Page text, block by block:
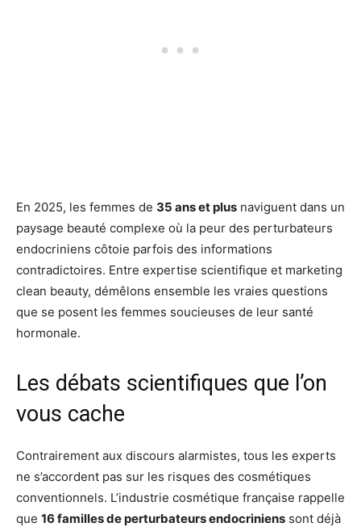
En 2025, les femmes de 35 ans et plus naviguent dans un
paysage beauté complexe où la peur des perturbateurs
endocriniens côtoie parfois des informations
contradictoires. Entre expertise scientifique et marketing
clean beauty, démêlons ensemble les vraies questions
que se posent les femmes soucieuses de leur santé
hormonale.
Les débats scientifiques que l’on
vous cache
Contrairement aux discours alarmistes, tous les experts
ne s’accordent pas sur les risques des cosmétiques
conventionnels. L’industrie cosmétique française rappelle
que 16 familles de perturbateurs endocriniens sont déjà